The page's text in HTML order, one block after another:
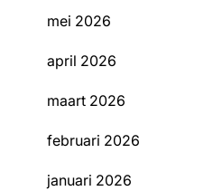
mei 2026
april 2026
maart 2026
februari 2026
januari 2026